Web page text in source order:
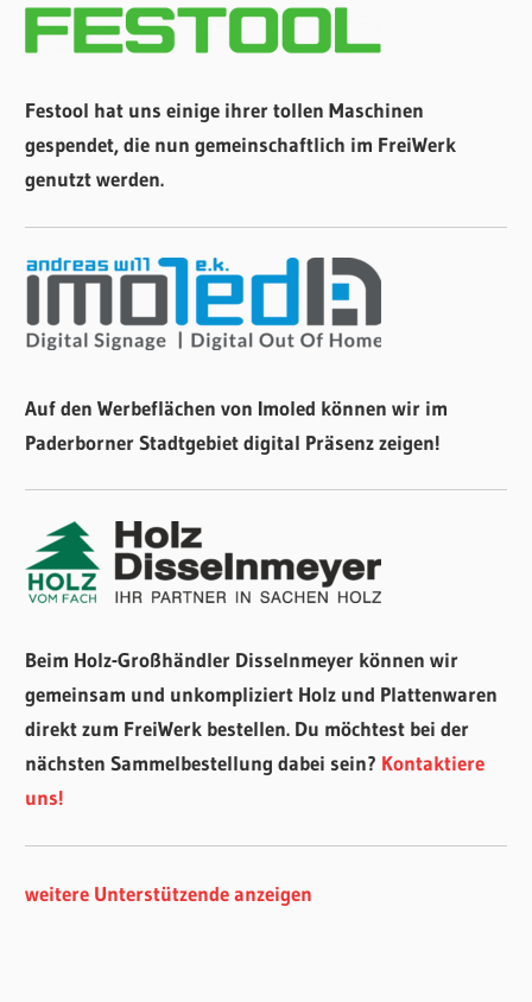
Festool hat uns einige ihrer tollen Maschinen
gespendet, die nun gemeinschaftlich im FreiWerk
genutzt werden.
Auf den Werbeflächen von Imoled können wir im
Paderborner Stadtgebiet digital Präsenz zeigen!
Beim Holz-Großhändler Disselnmeyer können wir
gemeinsam und unkompliziert Holz und Plattenwaren
direkt zum FreiWerk bestellen. Du möchtest bei der
nächsten Sammelbestellung dabei sein? Kontaktiere
uns!
weitere Unterstützende anzeigen